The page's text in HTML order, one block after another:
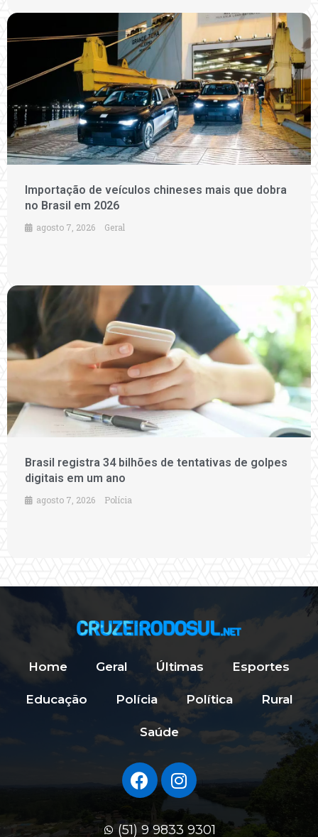
Importação de veículos chineses mais que dobra
no Brasil em 2026
agosto 7, 2026 Geral
Brasil registra 34 bilhões de tentativas de golpes
digitais em um ano
agosto 7, 2026 Polícia
Home Geral Últimas Esportes
Educação Polícia Política Rural
Saúde
(51) 9 9833 9301